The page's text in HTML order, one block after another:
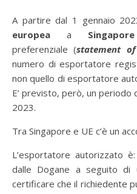
A partire dal 1 gennaio
europea a Singapore
preferenziale (statement
numero di esportatore
non quello di esportatore
E’ previsto, però, un
2023.
Tra Singapore e UE c’è un
L’esportatore autorizzato
dalle Dogane a seguito
certificare che il richiedente